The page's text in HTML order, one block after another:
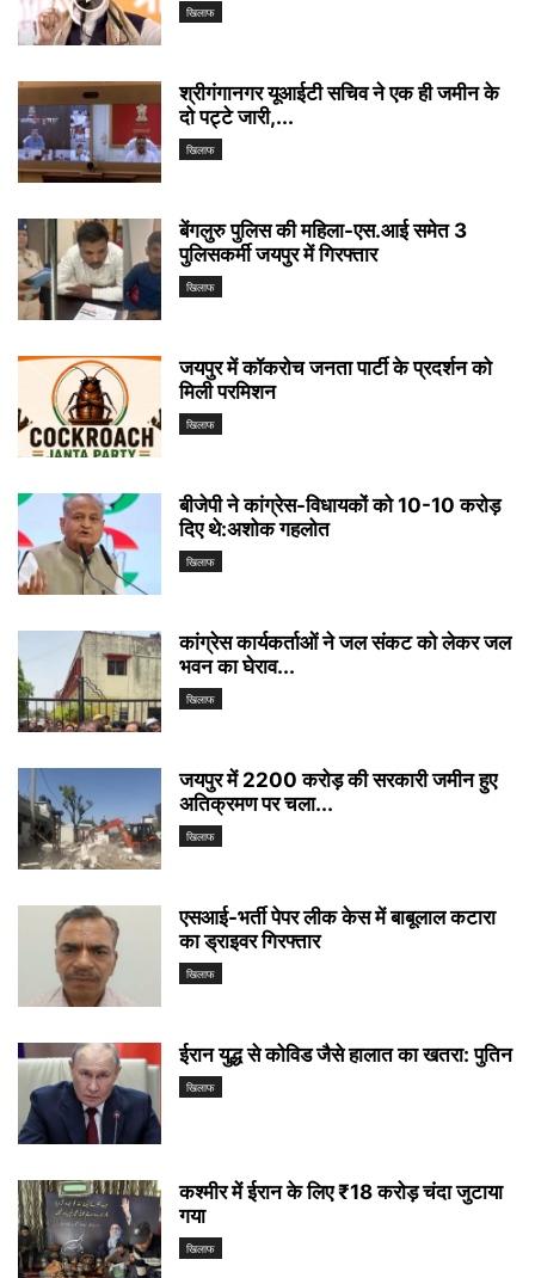
खिलाफ
श्रीगंगानगर यूआईटी सचिव ने एक ही जमीन के
दो पट्टे जारी,...
खिलाफ
बेंगलुरु पुलिस की महिला-एस.आई समेत 3
पुलिसकर्मी जयपुर में गिरफ्तार
खिलाफ
जयपुर में कॉकरोच जनता पार्टी के प्रदर्शन को
मिली परमिशन
खिलाफ
बीजेपी ने कांग्रेस-विधायकों को 10-10 करोड़
दिए थे:अशोक गहलोत
खिलाफ
कांग्रेस कार्यकर्ताओं ने जल संकट को लेकर जल
भवन का घेराव...
खिलाफ
जयपुर में 2200 करोड़ की सरकारी जमीन हुए
अतिक्रमण पर चला...
खिलाफ
एसआई-भर्ती पेपर लीक केस में बाबूलाल कटारा
का ड्राइवर गिरफ्तार
खिलाफ
ईरान युद्ध से कोविड जैसे हालात का खतरा: पुतिन
खिलाफ
कश्मीर में ईरान के लिए ₹18 करोड़ चंदा जुटाया
गया
खिलाफ